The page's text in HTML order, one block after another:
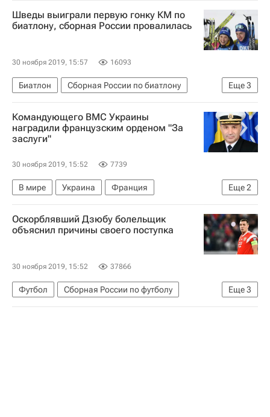
Шведы выиграли первую гонку КМ по
биатлону, сборная России провалилась
30 ноября 2019, 15:57 16093
Еще3
Биатлон
Сборная России по биатлону
Матвей Елисеев
Тамара Воронина
Кубок мира по биатлону
Командующего ВМС Украины
наградили французским орденом "За
заслуги"
30 ноября 2019, 15:52 7739
Еще2
В мире Украина
Франция
Вооруженные силы Украины
Игорь Воронченко
Оскорблявший Дзюбу болельщик
объяснил причины своего поступка
30 ноября 2019, 15:52 37866
Еще3
Футбол
Сборная России по футболу
Евро-2020 (отборочный турнир)
Сан-Марино